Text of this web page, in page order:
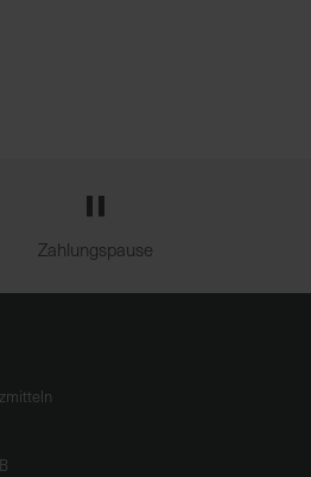
Zahlungspause